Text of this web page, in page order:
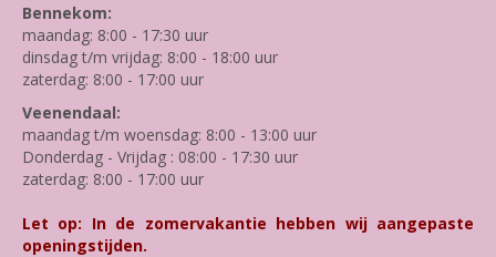
Bennekom:
maandag: 8:00 - 17:30 uur
dinsdag t/m vrijdag: 8:00 - 18:00 uur
zaterdag: 8:00 - 17:00 uur
Veenendaal:
maandag t/m woensdag: 8:00 - 13:00 uur
Donderdag - Vrijdag : 08:00 - 17:30 uur
zaterdag: 8:00 - 17:00 uur
Let op: In de zomervakantie hebben wij aangepaste
openingstijden.